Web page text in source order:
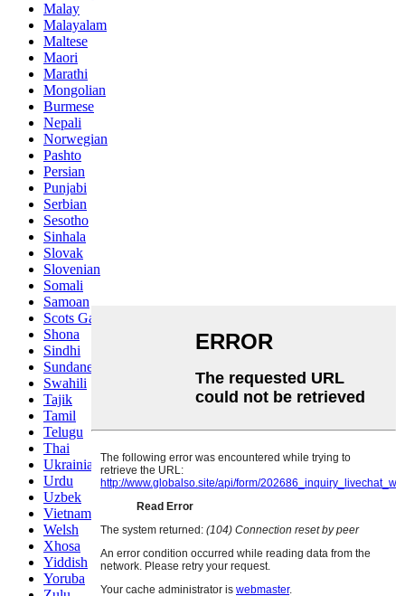
Malay
Malayalam
Maltese
Maori
Marathi
Mongolian
Burmese
Nepali
Norwegian
Pashto
Persian
Punjabi
Serbian
Sesotho
Sinhala
Slovak
Slovenian
Somali
Samoan
Scots Gaelic
Shona
Sindhi
Sundanese
Swahili
Tajik
Tamil
Telugu
Thai
Ukrainian
Urdu
Uzbek
Vietnamese
Welsh
Xhosa
Yiddish
Yoruba